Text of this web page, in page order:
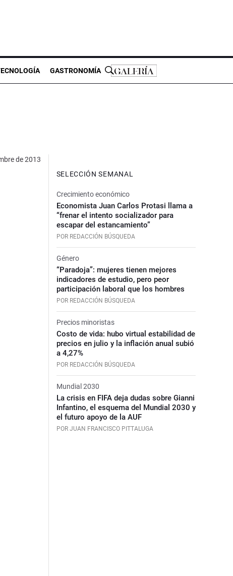
GASTRONOMÍA
de 2013
SELECCIÓN SEMANAL
Crecimiento económico
Economista Juan Carlos Protasi llama a
“frenar el intento socializador para
escapar del estancamiento”
POR REDACCIÓN BÚSQUEDA
Género
“Paradoja”: mujeres tienen mejores
indicadores de estudio, pero peor
participación laboral que los hombres
POR REDACCIÓN BÚSQUEDA
Precios minoristas
Costo de vida: hubo virtual estabilidad de
precios en julio y la inflación anual subió
a 4,27%
POR REDACCIÓN BÚSQUEDA
Mundial 2030
La crisis en FIFA deja dudas sobre Gianni
Infantino, el esquema del Mundial 2030 y
el futuro apoyo de la AUF
POR JUAN FRANCISCO PITTALUGA